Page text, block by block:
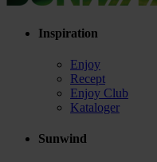
Inspiration
Enjoy
Recept
Enjoy Club
Kataloger
Sunwind